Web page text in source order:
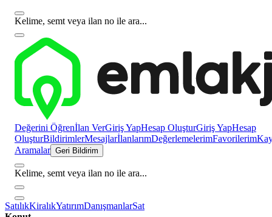
Kelime, semt veya ilan no ile ara...
Değerini Öğrenİlan VerGiriş YapHesap OluşturGiriş YapHesap
OluşturBildirimlerMesajlarİlanlarımDeğerlemelerimFavorilerim
Aramalar Geri Bildirim
Kelime, semt veya ilan no ile ara...
SatılıkKiralıkYatırımDanışmanlarSat